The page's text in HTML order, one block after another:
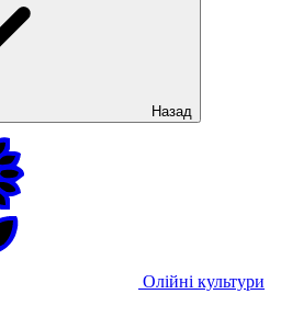
Назад
Олійні культури